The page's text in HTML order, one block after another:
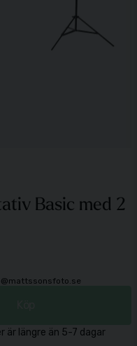
Basic med 2
är längre än 5-7 dagar